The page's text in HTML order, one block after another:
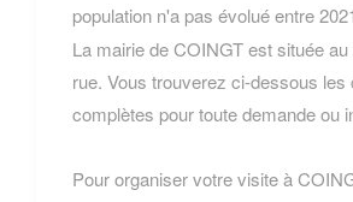
population n'a pas évolué entre
La mairie de COINGT est située
rue. Vous trouverez ci-dessous les
complètes pour toute demande ou
Pour organiser votre visite à